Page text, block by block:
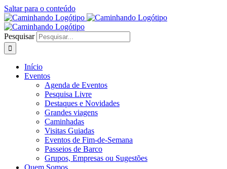
Saltar para o conteúdo
Pesquisar
Início
Eventos
Agenda de Eventos
Pesquisa Livre
Destaques e Novidades
Grandes viagens
Caminhadas
Visitas Guiadas
Eventos de Fim-de-Semana
Passeios de Barco
Grupos, Empresas ou Sugestões
Quem Somos